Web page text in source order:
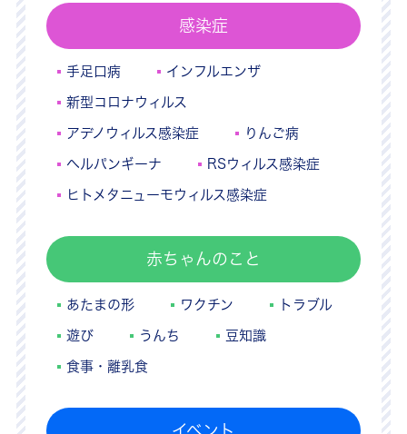
感染症
手足口病 インフルエンザ
新型コロナウィルス
アデノウィルス感染症 りんご病
ヘルパンギーナ RSウィルス感染症
ヒトメタニューモウィルス感染症
赤ちゃんのこと
あたまの形 ワクチン トラブル
遊び うんち 豆知識
食事・離乳食
イベント